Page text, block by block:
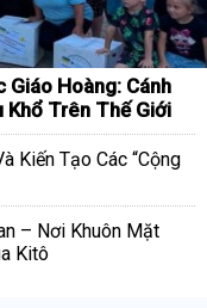
Hoàng: Cánh
Khổ Trên Thế Giới
Kiến Tạo Các “Cộng
– Nơi Khuôn Mặt
Kitô